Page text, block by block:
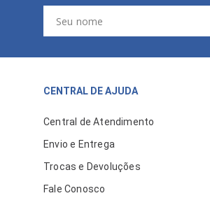
CENTRAL DE AJUDA
Central de Atendimento
Envio e Entrega
Trocas e Devoluções
Fale Conosco